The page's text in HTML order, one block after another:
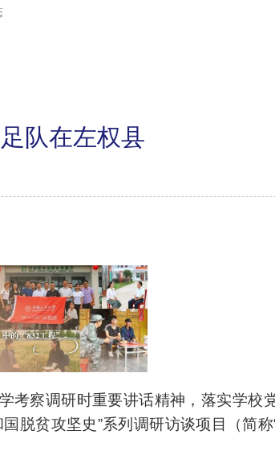
队在左权县
考察调研时重要讲话精神，落实学校
脱贫攻坚史”系列调研访谈项目（简称